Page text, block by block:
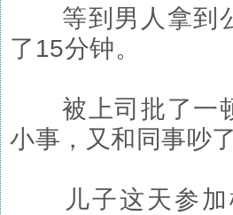
等到男人拿到公
了15分钟。
被上司批了一顿
小事，又和同事吵
儿子这天参加